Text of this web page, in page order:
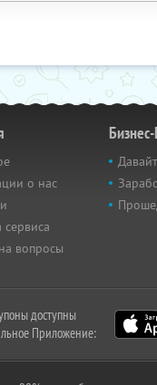
о нас
вопросы
доступны
Приложение: